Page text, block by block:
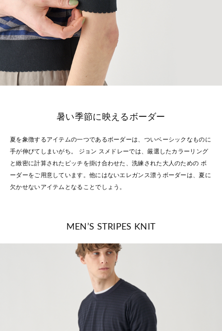
暑い季節に映えるボーダー
夏を象徴するアイテムの一つであるボーダーは、ついベーシックなものに
手が伸びてしまいがち。 ジョン スメドレーでは、厳選したカラーリング
と緻密に計算されたピッチを掛け合わせた、洗練された大人のための ボ
ーダーをご用意しています。他にはないエレガンス漂うボーダーは、夏に
欠かせないアイテムとなることでしょう。
MEN’S STRIPES KNIT